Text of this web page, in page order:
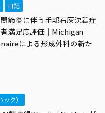
日記
関節炎に伴う手部石灰沈着症
満足度評価｜Michigan
による形成外科の新た
ク）